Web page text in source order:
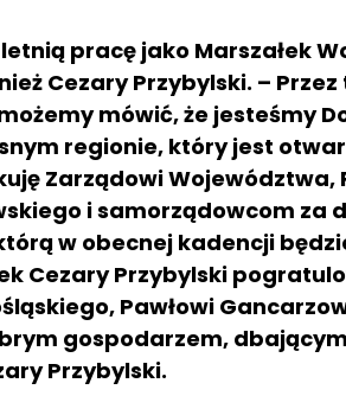
pracę jako Marszałek
Cezary Przybylski. –
mówić, że jesteśmy
regionie, który jest
Zarządowi Województwa,
i samorządowcom za
w obecnej kadencji
Cezary Przybylski
Pawłowi
gospodarzem,
Przybylski.